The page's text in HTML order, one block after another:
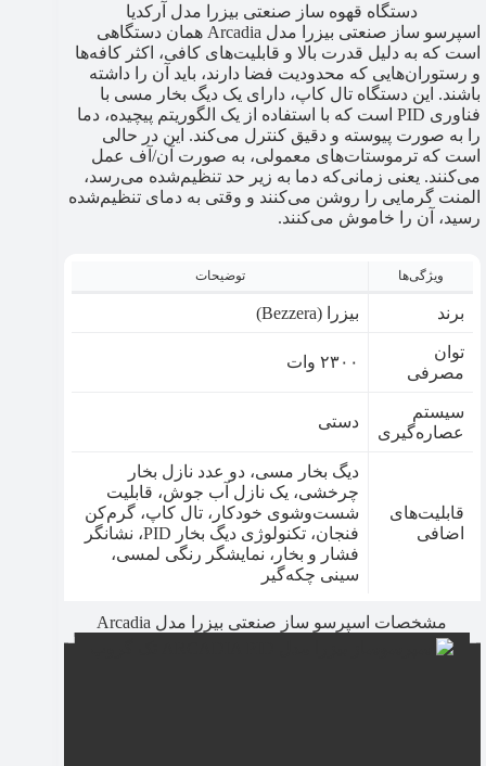
دستگاه قهوه ساز صنعتی بیزرا مدل آرکدیا
اسپرسو ساز صنعتی بیزرا مدل Arcadia همان دستگاهی
است که به دلیل قدرت بالا و قابلیت‌های کافی، اکثر کافه‌ها
و رستوران‌هایی که محدودیت فضا دارند، باید آن را داشته
باشند. این دستگاه تال کاپ، دارای یک دیگ بخار مسی با
فناوری PID است که با استفاده از یک الگوریتم پیچیده، دما
را به صورت پیوسته و دقیق کنترل می‌کند. این در حالی
است که ترموستات‌های معمولی، به صورت آن/آف عمل
می‌کنند. یعنی زمانی‌که دما به زیر حد تنظیم‌شده می‌رسد،
المنت گرمایی را روشن می‌کنند و وقتی به دمای تنظیم‌شده
رسید، آن را خاموش می‌کنند.
ویژگی‌ها توضیحات
برند بیزرا (Bezzera)
توان
مصرفی
۲۳۰۰ وات
سیستم
عصاره‌گیری
دستی
قابلیت‌های
اضافی
دیگ بخار مسی، دو عدد نازل بخار
چرخشی، یک نازل آب جوش، قابلیت
شست‌وشوی خودکار، تال کاپ، گرم‌کن
فنجان، تکنولوژی دیگ بخار PID، نشانگر
فشار و بخار، نمایشگر رنگی لمسی،
سینی چکه‌گیر
مشخصات اسپرسو ساز صنعتی بیزرا مدل Arcadia